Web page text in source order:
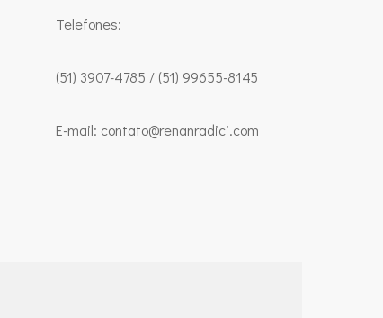
Telefones:
(51) 3907-4785 / (51) 99655-8145
E-mail: contato@renanradici.com